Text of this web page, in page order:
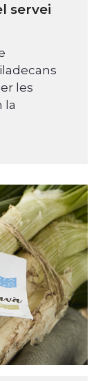
servei
les
la